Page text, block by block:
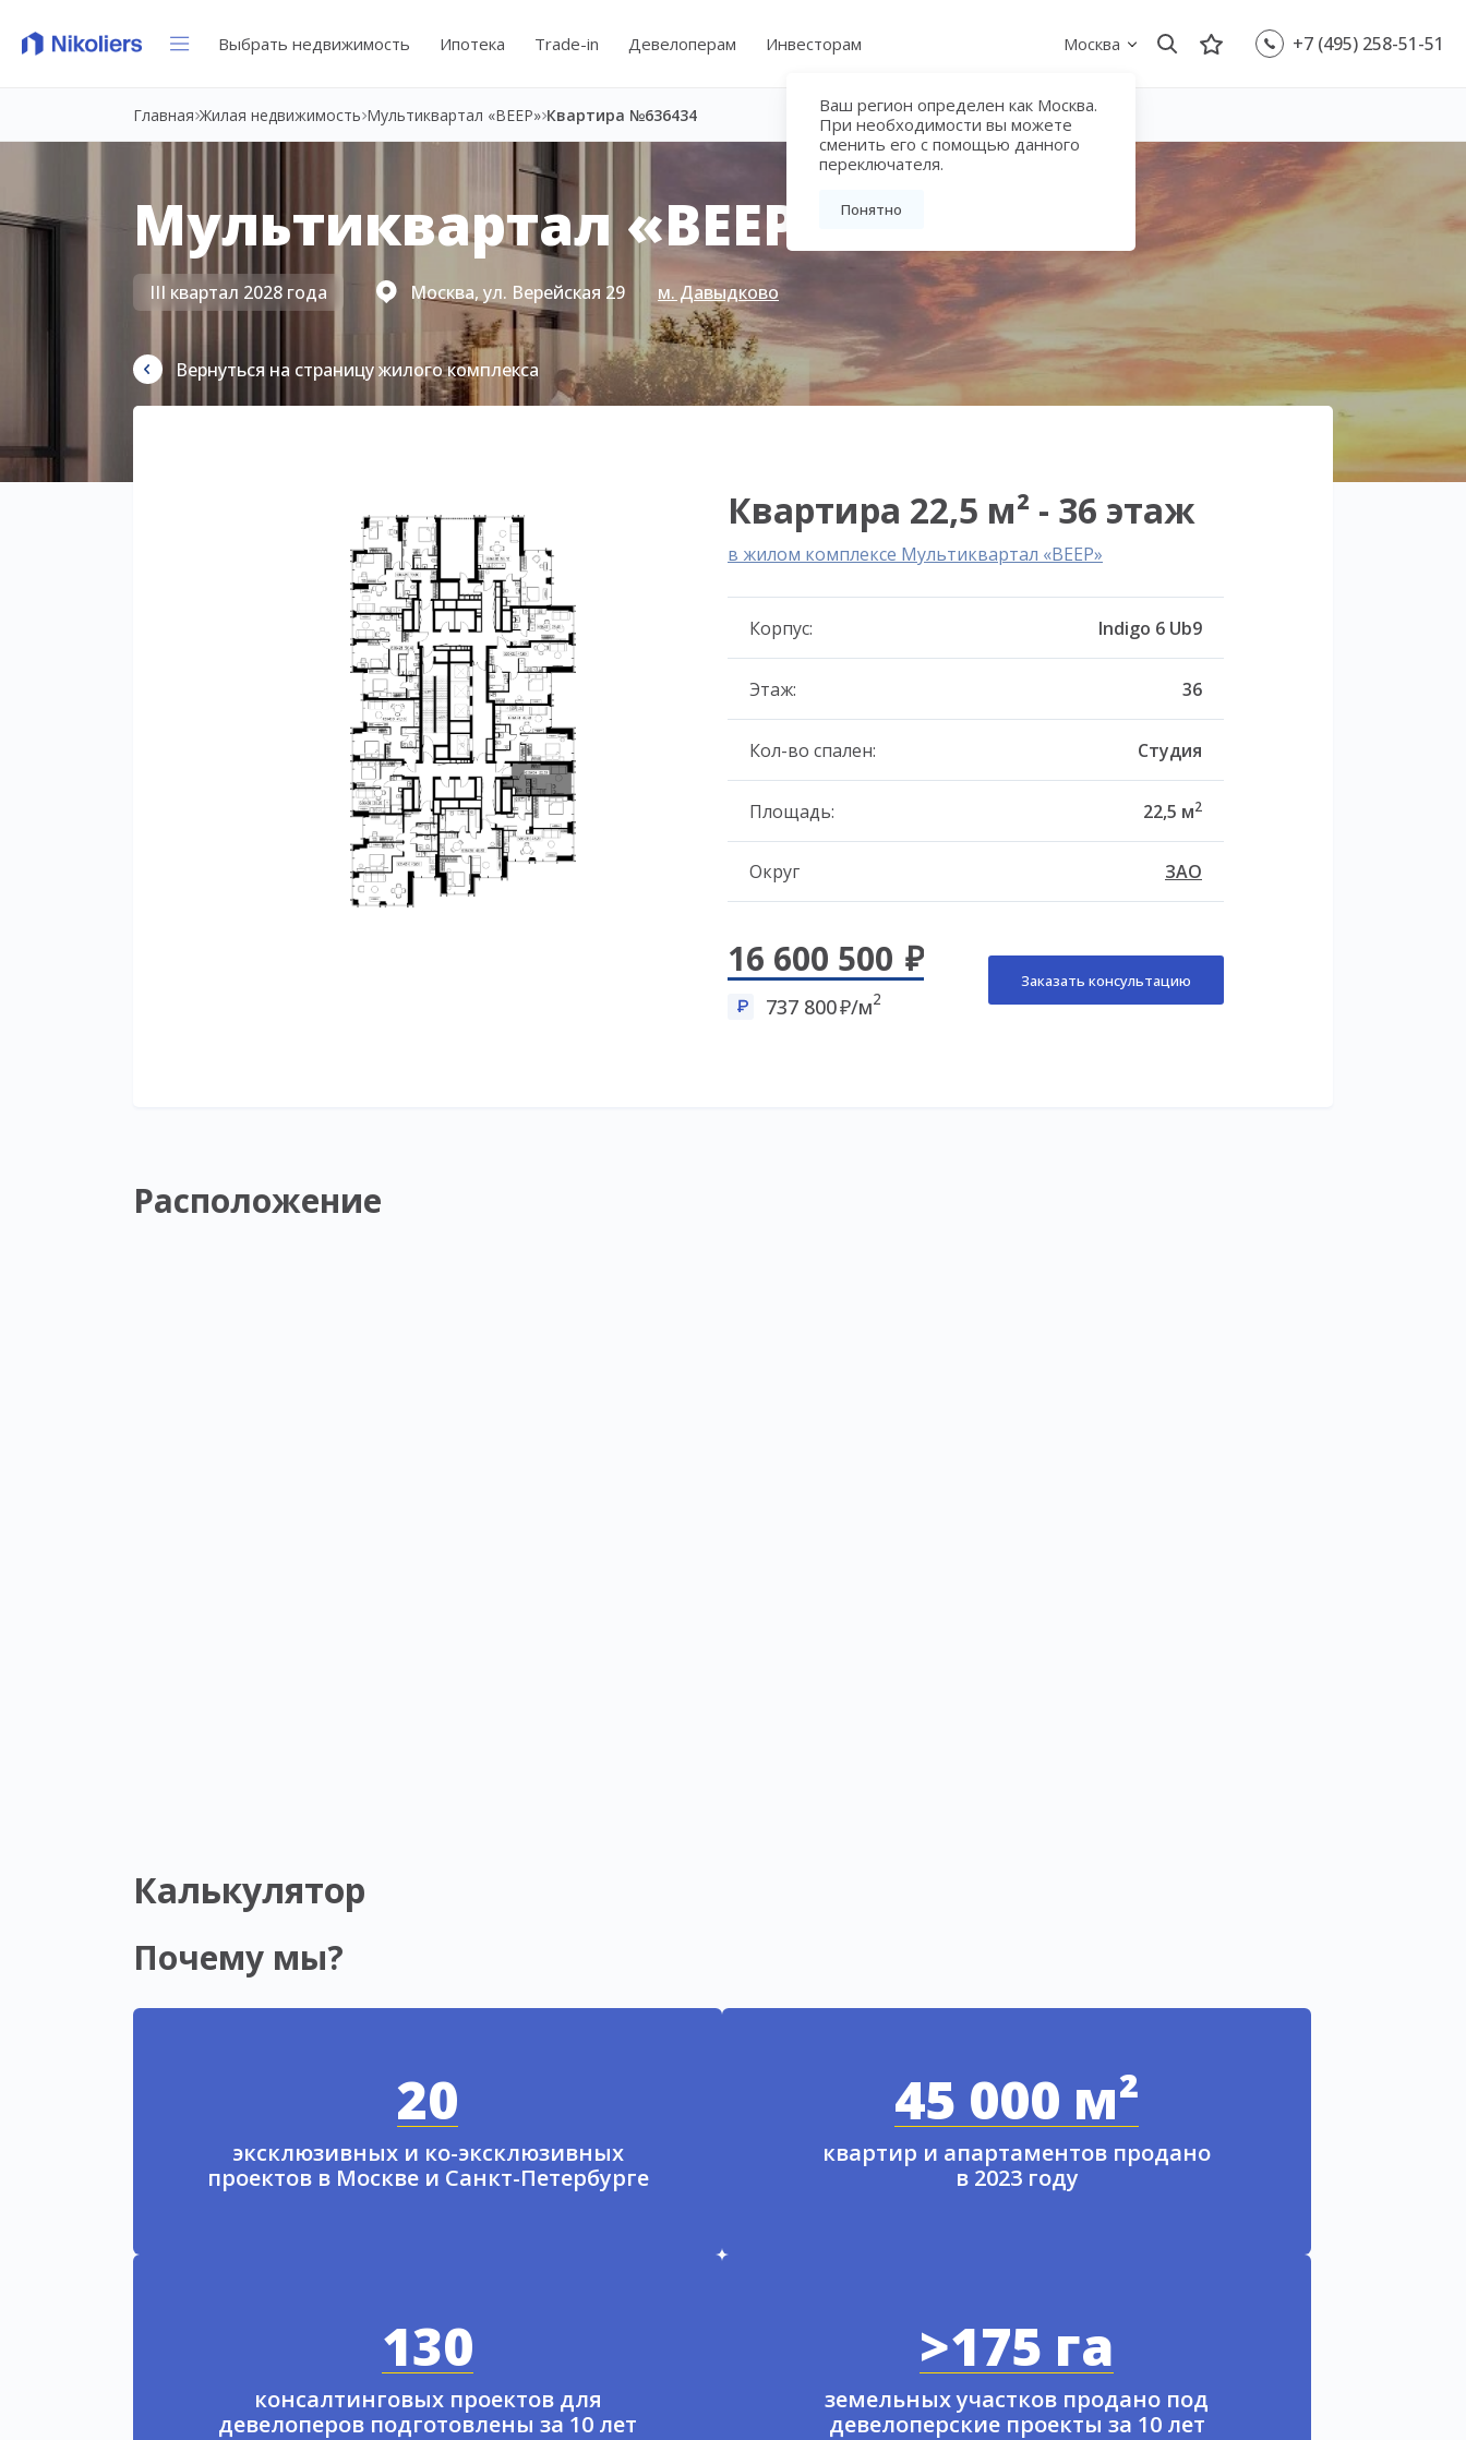
Выбрать недвижимость Ипотека Trade-in Девелоперам Инвесторам Москва
Ваш регион определен как Москва.
При необходимости вы можете
сменить его с помощью данного
переключателя.
Понятно
+7 (495) 258-51-51
Главная Жилая недвижимость Мультиквартал «ВЕЕР» Квартира №636434
Мультиквартал «ВЕЕР»
III квартал 2028 года Москва, ул. Верейская 29 м. Давыдково
Вернуться на страницу жилого комплекса
Квартира 22,5 м² - 36 этаж
в жилом комплексе Мультиквартал «ВЕЕР»
Корпус: Indigo 6 Ub9
Этаж: 36
Кол-во спален: Студия
Площадь: 22,5 м2
Округ ЗАО
16 600 500
737 800 /м2
Заказать консультацию
Расположение
Калькулятор
Почему мы?
20
эксклюзивных и ко-эксклюзивных
проектов в Москве и Санкт-Петербурге
45 000 м²
квартир и апартаментов продано
в 2023 году
130
консалтинговых проектов для
девелоперов подготовлены за 10 лет
>175 га
земельных участков продано под
девелоперские проекты за 10 лет